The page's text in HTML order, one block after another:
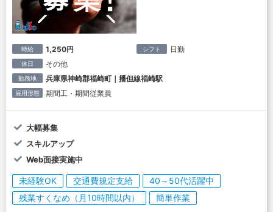
時給 1,250円 シフト 日勤
休日 その他
勤務地 兵庫県神崎郡福崎町｜播但線福崎駅
雇用形態 期間工・期間従業員
大幅募集
スキルアップ
Web面接実施中
未経験OK 交通費規定支給
40～50代活躍中
残業すくなめ（月10時間以内）
簡単作業